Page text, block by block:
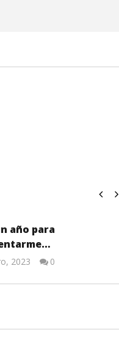
año para
2023
0